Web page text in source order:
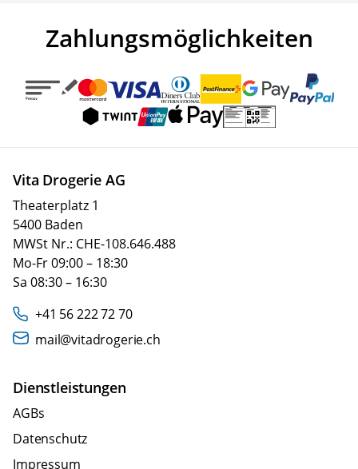
Zahlungsmöglichkeiten
Vita Drogerie AG
Theaterplatz 1
5400 Baden
MWSt Nr.: CHE-108.646.488
Mo-Fr 09:00 – 18:30
Sa 08:30 – 16:30
+41 56 222 72 70
mail@vitadrogerie.ch
Dienstleistungen
AGBs
Datenschutz
Impressum